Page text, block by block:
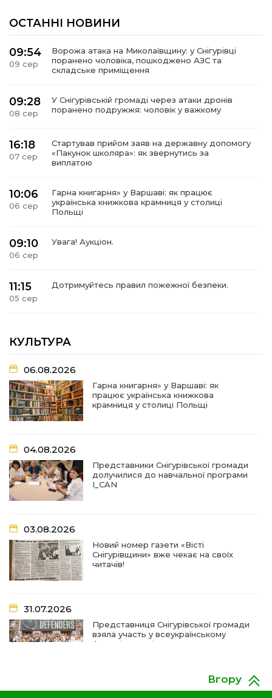
ОСТАННІ НОВИНИ
09:54
09 сер
Ворожа атака на Миколаївщину: у Снігурівці
поранено чоловіка, пошкоджено АЗС та
складське приміщення
09:28
08 сер
У Снігурівській громаді через атаки дронів
поранено подружжя: чоловік у важкому
16:18
07 сер
Стартував прийом заяв на державну допомогу
«Пакунок школяра»: як звернутись за
виплатою
10:06
06 сер
Гарна книгарня» у Варшаві: як працює
українська книжкова крамниця у столиці
Польщі
09:10
06 сер
Увага! Аукціон.
11:15
05 сер
Дотримуйтесь правил пожежної безпеки.
04 сер
долучилися до навчальної програми I_CAN
07:35
03 сер
Новий номер газети «Вісті Снігурівщини» вже
чекає на своїх читачів!
07:31
Турбота, що долає відстані: Снігурівська
громада поповнила автопарк соціальних
07:27
03 сер
Удар по крамниці: на Снігурівщині російський
дрон поранив двох мирних жителів
18:18
02 сер
Оголошення Про початок формування нового
складу Ради з питань внутрішньо
переміщених осіб при Снігурівській міській
раді
11:13
01 сер
Неповнолітні за кермом: у Снігурівській
громаді провели профілактичний рейд
КУЛЬТУРА
06.08.2026
Гарна книгарня» у Варшаві: як
працює українська книжкова
крамниця у столиці Польщі
04.08.2026
Представники Снігурівської громади
долучилися до навчальної програми
I_CAN
03.08.2026
Новий номер газети «Вісті
Снігурівщини» вже чекає на своїх
читачів!
31.07.2026
Представниця Снігурівської громади
взяла участь у всеукраїнському
форумі молодіжних рад
24.07.2026
Вгору